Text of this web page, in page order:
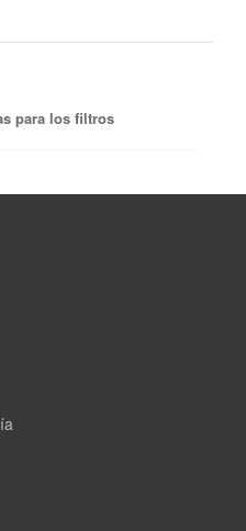
para los filtros